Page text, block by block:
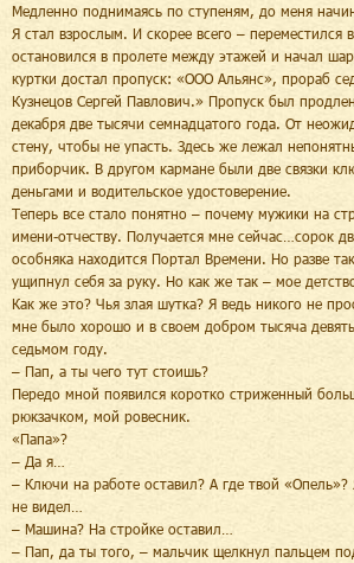
Медленно поднимаясь по ступеням, до меня
Я стал взрослым. И скорее всего – переместился
остановился в пролете между этажей и начал
куртки достал пропуск: «ООО Альянс», прораб
Кузнецов Сергей Павлович.» Пропуск был
декабря две тысячи семнадцатого года. От
стену, чтобы не упасть. Здесь же лежал
приборчик. В другом кармане были две связки
деньгами и водительское удостоверение.
Теперь все стало понятно – почему мужики на
имени-отчеству. Получается мне сейчас…сорок
особняка находится Портал Времени. Но разве
ущипнул себя за руку. Но как же так – мое
Как же это? Чья злая шутка? Я ведь никого не
мне было хорошо и в своем добром тысяча
седьмом году.
– Пап, а ты чего тут стоишь?
Передо мной появился коротко стриженный
рюкзачком, мой ровесник.
«Папа»?
– Да я…
– Ключи на работе оставил? А где твой «Опель»?
не видел…
– Машина? На стройке оставил…
– Пап, да ты того, – мальчик щелкнул пальцем